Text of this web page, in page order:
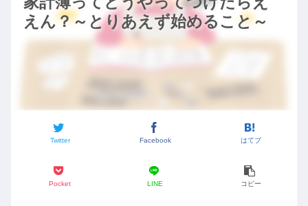
えん？～とりあえず始めること～
Twitter Facebook はてブ
Pocket LINE コピー